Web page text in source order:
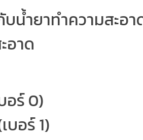
น้ำยาทำความสะอ
อาด
อร์ 0)
บอร์ 1)